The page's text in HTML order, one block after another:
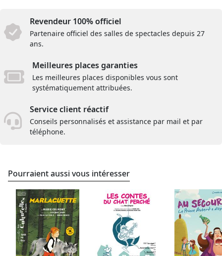
Revendeur 100% officiel
Partenaire officiel des salles de spectacles depuis 27
ans.
Meilleures places garanties
Les meilleures places disponibles vous sont
systématiquement attribuées.
Service client réactif
Conseils personnalisés et assistance par mail et par
téléphone.
Pourraient aussi vous intéresser